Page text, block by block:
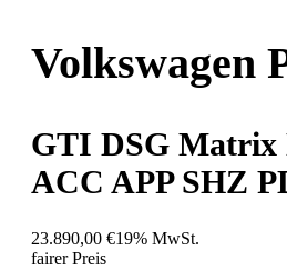
Volkswagen
GTI DSG Matrix
ACC APP SHZ
23.890,00 €19% MwSt.
fairer Preis